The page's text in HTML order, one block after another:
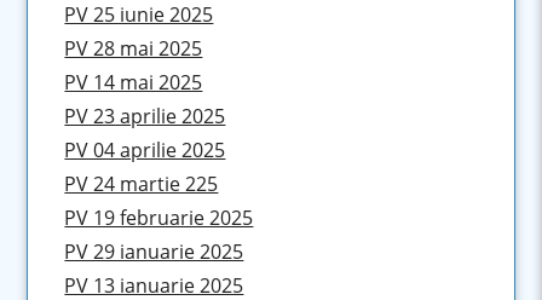
PV 25 iunie 2025
PV 28 mai 2025
PV 14 mai 2025
PV 23 aprilie 2025
PV 04 aprilie 2025
PV 24 martie 225
PV 19 februarie 2025
PV 29 ianuarie 2025
PV 13 ianuarie 2025